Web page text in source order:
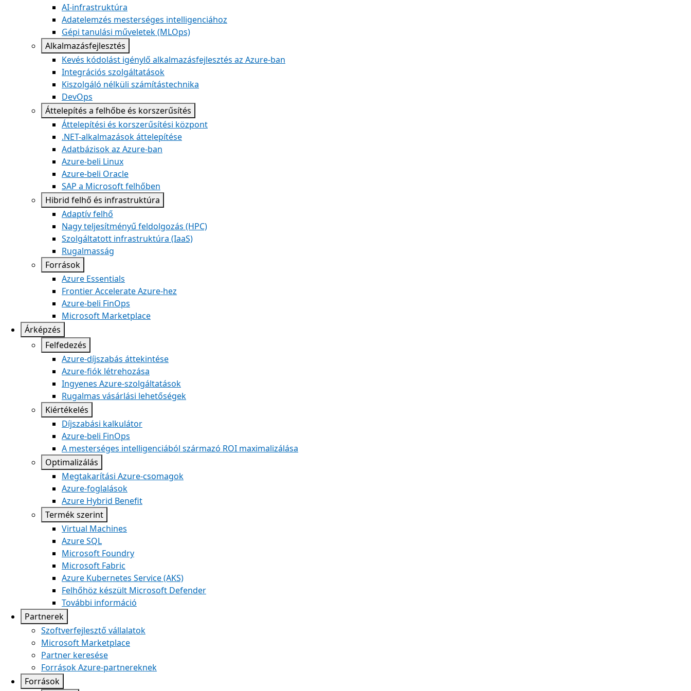
AI-infrastruktúra
Adatelemzés mesterséges intelligenciához
Gépi tanulási műveletek (MLOps)
Alkalmazásfejlesztés
Kevés kódolást igénylő alkalmazásfejlesztés az Azure-ban
Integrációs szolgáltatások
Kiszolgáló nélküli számítástechnika
DevOps
Áttelepítés a felhőbe és korszerűsítés
Áttelepítési és korszerűsítési központ
.NET-alkalmazások áttelepítése
Adatbázisok az Azure-ban
Azure-beli Linux
Azure-beli Oracle
SAP a Microsoft felhőben
Hibrid felhő és infrastruktúra
Adaptív felhő
Nagy teljesítményű feldolgozás (HPC)
Szolgáltatott infrastruktúra (IaaS)
Rugalmasság
Források
Azure Essentials
Frontier Accelerate Azure-hez
Azure-beli FinOps
Microsoft Marketplace
Árképzés
Felfedezés
Azure-díjszabás áttekintése
Azure-fiók létrehozása
Ingyenes Azure-szolgáltatások
Rugalmas vásárlási lehetőségek
Kiértékelés
Díjszabási kalkulátor
Azure-beli FinOps
A mesterséges intelligenciából származó ROI maximalizálása
Optimalizálás
Megtakarítási Azure-csomagok
Azure-foglalások
Azure Hybrid Benefit
Termék szerint
Virtual Machines
Azure SQL
Microsoft Foundry
Microsoft Fabric
Azure Kubernetes Service (AKS)
Felhőhöz készült Microsoft Defender
További információ
Partnerek
Szoftverfejlesztő vállalatok
Microsoft Marketplace
Partner keresése
Források Azure-partnereknek
Források